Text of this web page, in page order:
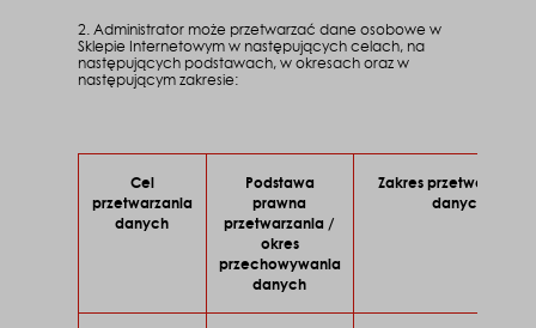
2. Administrator może przetwarzać dane osobowe w
Sklepie Internetowym w następujących celach, na
następujących podstawach, w okresach oraz w
następującym zakresie:
Cel
przetwarzania
danych
Podstawa
prawna
przetwarzania /
okres
przechowywania
danych
Zakres
danych